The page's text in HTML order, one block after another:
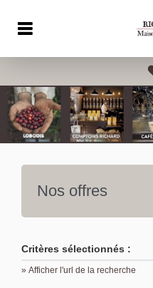
Nos offres
Critères sélectionnés :
» Afficher l'url de la recherche